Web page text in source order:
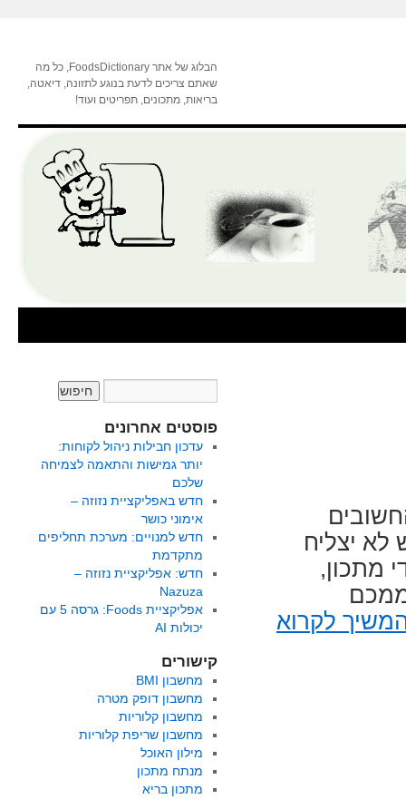
הבלוג של אתר FoodsDictionary, כל מה
שאתם צריכים לדעת בנוגע לתזונה, דיאטה,
בריאות, מתכונים, תפריטים ועוד!
לא יצליח
מתכון,
ממכם
לקרוא
פוסטים אחרונים
עדכון חבילות ניהול לקוחות:
יותר גמישות והתאמה לצמיחה
שלכם
חדש באפליקציית נזוזה –
אימוני כושר
חדש למנויים: מערכת תחליפים
מתקדמת
חדש: אפליקציית נזוזה –
Nazuza
אפליקציית Foods: גרסה 5 עם
יכולות AI
קישורים
מחשבון BMI
מחשבון דופק מטרה
מחשבון קלוריות
מחשבון שריפת קלוריות
מילון האוכל
מנתח מתכון
מתכון בריא